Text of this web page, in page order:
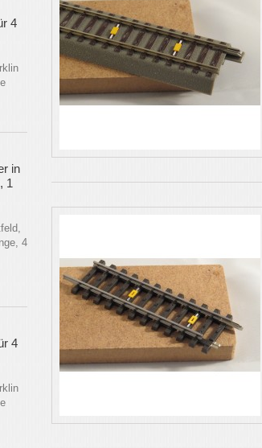
4
in
1
4
4